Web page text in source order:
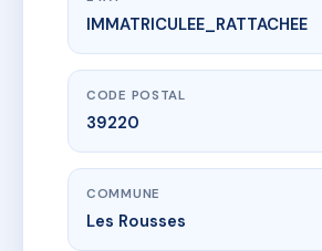
www.vme.plus/AC6496400
LES ADRAITS
170 r des mesanges
IMMATRICULEE_RATTACHEE
CODE POSTAL
39220
COMMUNE
Les Rousses